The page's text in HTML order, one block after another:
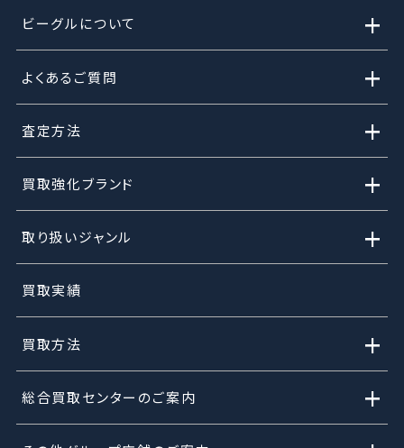
ビーグルについて +
よくあるご質問 +
査定方法 +
買取強化ブランド +
取り扱いジャンル +
買取実績
買取方法 +
総合買取センターのご案内 +